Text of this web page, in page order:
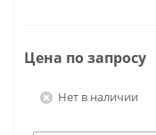
Цена по запросу
Нет в наличии